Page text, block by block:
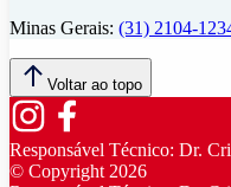
Minas Gerais: (31) 2104-
Voltar ao topo
Responsável Técnico: Dr.
© Copyright 2026